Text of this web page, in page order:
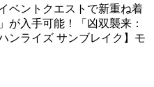
ベントクエストで新重ね着
が入手可能！「凶双襲来：
ンライズ サンブレイク】モ